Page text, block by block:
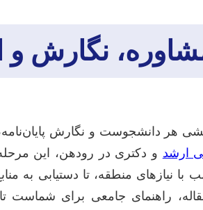
مشاوره، نگارش
هر دانشجوست و نگارش
ارشد و دکتری در رودهن، این
با نیازهای منطقه، تا دستیابی به
راهنمای جامعی برای شماست تا